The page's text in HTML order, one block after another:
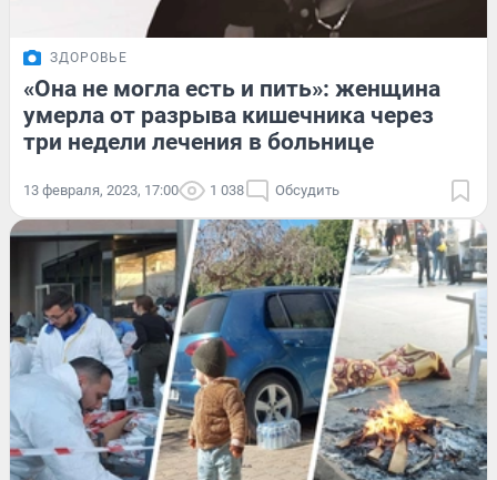
ЗДОРОВЬЕ
«Она не могла есть и пить»: женщина
умерла от разрыва кишечника через
три недели лечения в больнице
13 февраля, 2023, 17:00 1 038 Обсудить